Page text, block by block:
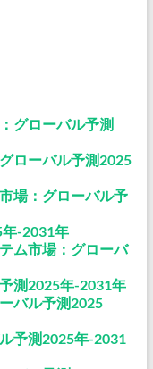
グローバル予測
ローバル予測2025
場：グローバル予
-2031年
ム市場：グローバ
測2025年-2031年
バル予測2025
予測2025年-2031